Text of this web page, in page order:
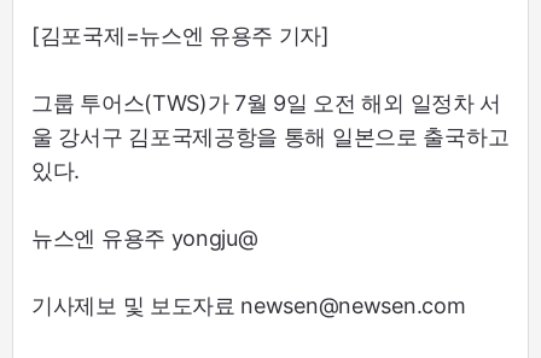
[김포국제=뉴스엔 유용주 기자]
그룹 투어스(TWS)가 7월 9일 오전 해외 일정차 서
울 강서구 김포국제공항을 통해 일본으로 출국하고
있다.
뉴스엔 유용주 yongju@
기사제보 및 보도자료 newsen@newsen.com